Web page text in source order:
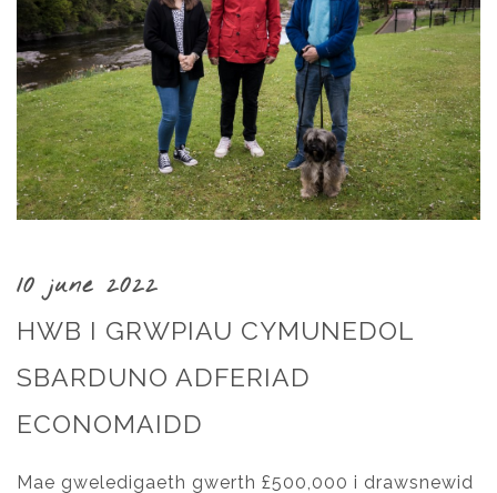
10 june 2022
HWB I GRWPIAU CYMUNEDOL
SBARDUNO ADFERIAD
ECONOMAIDD
Mae gweledigaeth gwerth £500,000 i drawsnewid